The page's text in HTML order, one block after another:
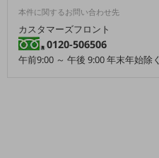
災害対策・BCP
課題・ニーズで探す
課題・ニーズで探すTOP
コミュニケーション・情報共有
本件に関するお問い合わせ先
カスタマーズフロント
0120-506506
午前9:00 ～ 午後 9:00 年末年始除く